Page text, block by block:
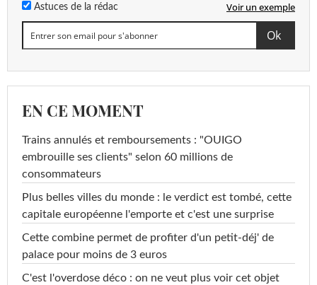
Astuces de la rédac Voir un exemple
EN CE MOMENT
Trains annulés et remboursements : "OUIGO
embrouille ses clients" selon 60 millions de
consommateurs
Plus belles villes du monde : le verdict est tombé, cette
capitale européenne l'emporte et c'est une surprise
Cette combine permet de profiter d'un petit-déj' de
palace pour moins de 3 euros
C'est l'overdose déco : on ne veut plus voir cet objet